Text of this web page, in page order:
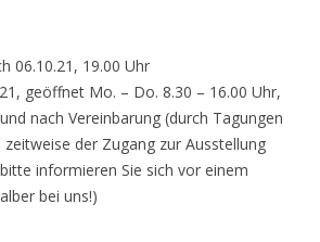
06.10.21, 19.00 Uhr
geöffnet Mo. – Do. 8.30 – 16.00 Uhr,
nach Vereinbarung (durch Tagungen
der Zugang zur Ausstellung
informieren Sie sich vor einem
bei uns!)